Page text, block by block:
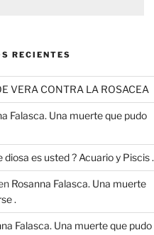
RECIENTES
VERA CONTRA LA ROSACEA
Falasca. Una muerte que pudo
diosa es usted ? Acuario y Piscis .
Rosanna Falasca. Una muerte
.
Falasca. Una muerte que pudo